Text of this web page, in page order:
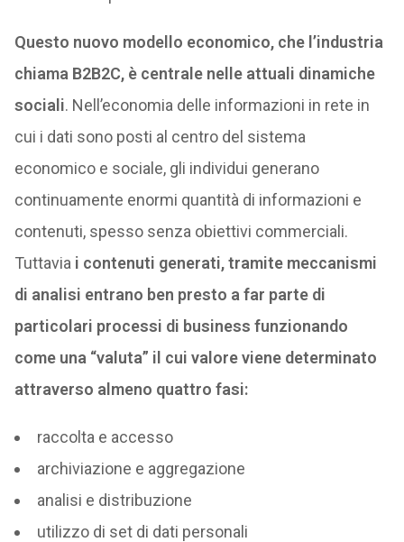
Questo nuovo modello economico, che l’industria
chiama B2B2C, è centrale nelle attuali dinamiche
sociali. Nell’economia delle informazioni in rete in
cui i dati sono posti al centro del sistema
economico e sociale, gli individui generano
continuamente enormi quantità di informazioni e
contenuti, spesso senza obiettivi commerciali.
Tuttavia i contenuti generati, tramite meccanismi
di analisi entrano ben presto a far parte di
particolari processi di business funzionando
come una “valuta” il cui valore viene determinato
attraverso almeno quattro fasi:
raccolta e accesso
archiviazione e aggregazione
analisi e distribuzione
utilizzo di set di dati personali